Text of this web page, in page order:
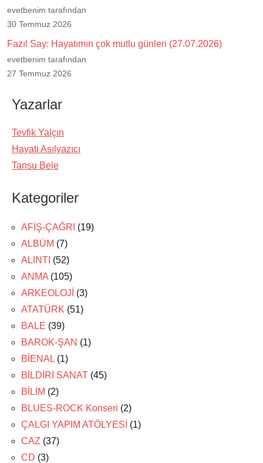
evetbenim tarafından
30 Temmuz 2026
Fazıl Say: Hayatımın çok mutlu günleri (27.07.2026)
evetbenim tarafından
27 Temmuz 2026
Yazarlar
Tevfik Yalçın
Hayati Asılyazıcı
Tansu Bele
Kategoriler
AFİŞ-ÇAĞRI (19)
ALBÜM (7)
ALINTI (52)
ANMA (105)
ARKEOLOJİ (3)
ATATÜRK (51)
BALE (39)
BAROK-ŞAN (1)
BİENAL (1)
BİLDİRİ SANAT (45)
BİLİM (2)
BLUES-ROCK Konseri (2)
ÇALGI YAPIM ATÖLYESİ (1)
CAZ (37)
CD (3)